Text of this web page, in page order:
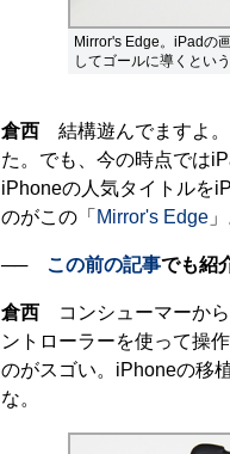
Mirror's Edge。iPadの
してゴールに導くとい
倉西 結構遊んでますよ
た。でも、今の時点では
iPhoneの人気タイトルを
のがこの「 Mirror's Edge 」
── この前の記事でも紹
倉西 コンシューマーか
ントローラーを使って操
のがスゴい。iPhoneの移
な。